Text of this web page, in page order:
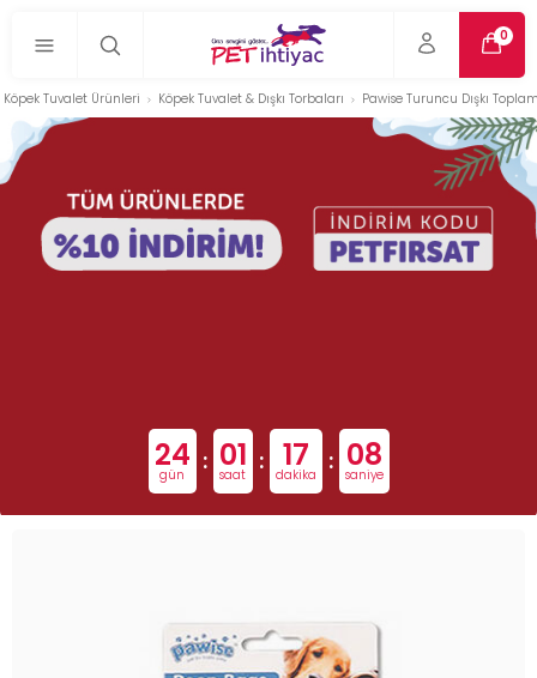
0
Köpek Tuvalet Ürünleri Köpek Tuvalet & Dışkı Torbaları Pawise Turuncu Dışkı
24
gün : 01
saat : 17
dakika : 07
saniye